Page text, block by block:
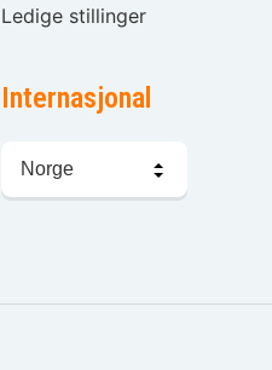
Ledige stillinger
Internasjonal